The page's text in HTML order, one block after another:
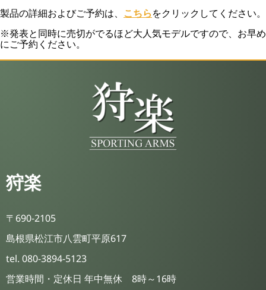
製品の詳細およびご予約は、
こちら をクリックしてください。
※発表と同時に売切がでるほど大人気モデルですので、お早め
にご予約ください。
狩楽
〒690-2105
島根県松江市八雲町平原617
tel. 080-3894-5123
営業時間・定休日 年中無休 8時～16時